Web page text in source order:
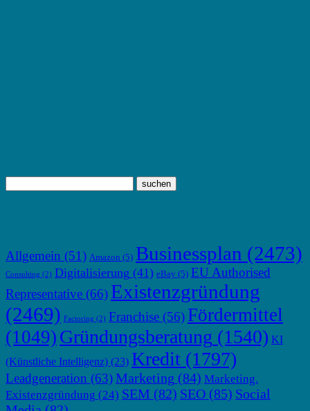
Allgemein (51) Amazon (5) Businessplan (2473)
Consulting (2) Digitalisierung (41) eBay (5) EU Authorised
Representative (66) Existenzgründung
(2469) Factoring (2) Franchise (56) Fördermittel
(1049) Gründungsberatung (1540) KI
(Künstliche Intelligenz) (23) Kredit (1797)
Leadgeneration (63)Marketing (84) Marketing.
Existenzgründung (24) SEM (82) SEO (85) Social